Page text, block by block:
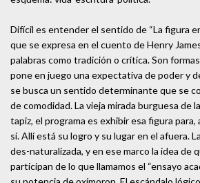
Difícil es entender el sentido de “La figura
que se expresa en el cuento de Henry
palabras como tradición o crítica. Son
pone en juego una expectativa de poder y
se busca un sentido determinante que se
de comodidad. La vieja mirada burguesa de
tapiz, el programa es exhibir esa figura
sí. Allí está su logro y su lugar en el afuera.
des-naturalizada, y en ese marco la idea de
participan de lo que llamamos el “ensayo